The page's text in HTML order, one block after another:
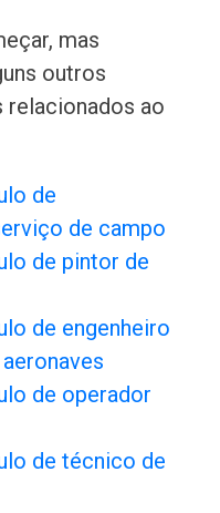
mas
outros
ao
de
de campo
de pintor de
de engenheiro
de operador
de técnico de